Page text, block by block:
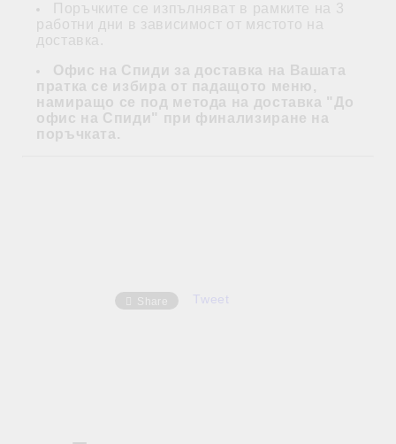
Поръчките се изпълняват в рамките на 3
работни дни в зависимост от мястото на
доставка.
Офис на Спиди за доставка на Вашата
пратка се избира от падащото меню,
намиращо се под метода на доставка "До
офис на Спиди" при финализиране на
поръчката.
Share Tweet